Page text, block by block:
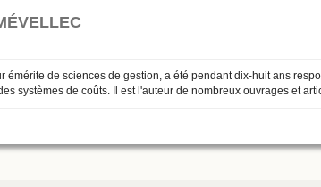
émérite de sciences de gestion, a été pendant dix-huit ans
systèmes de coûts. Il est l'auteur de nombreux ouvrages et